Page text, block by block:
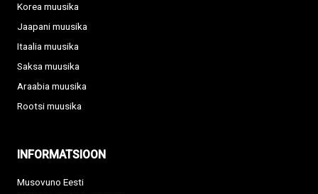
Korea muusika
Jaapani muusika
Itaalia muusika
Saksa muusika
Araabia muusika
Rootsi muusika
INFORMATSIOON
Musovuno Eesti